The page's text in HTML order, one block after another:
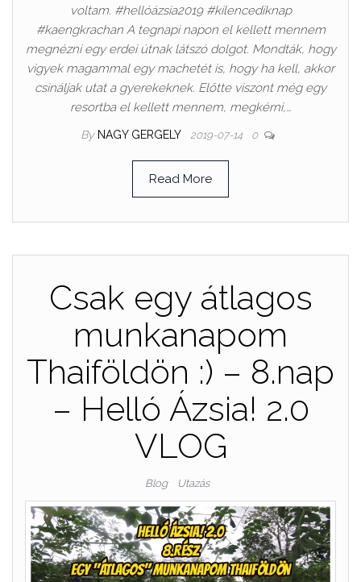
voltam. #hellóázsia2019 #kilencediknap
#kaengkrachan A tegnapi napon el kellett mennem
megnézni egy erdei útnak látszó dolgot. Mondták, hogy
vigyek magammal egy machetét is, hogy ha kell, akkor
csináljak utat a gyerekeknek. Előtte viszont még egy
resortba el kellett mennem, megkérni,…
By NAGY GERGELY 2019-07-14 0
Read More
Csak egy átlagos
munkanapom
Thaiföldön :) – 8.nap
– Helló Ázsia! 2.0
VLOG
Blog Utazás